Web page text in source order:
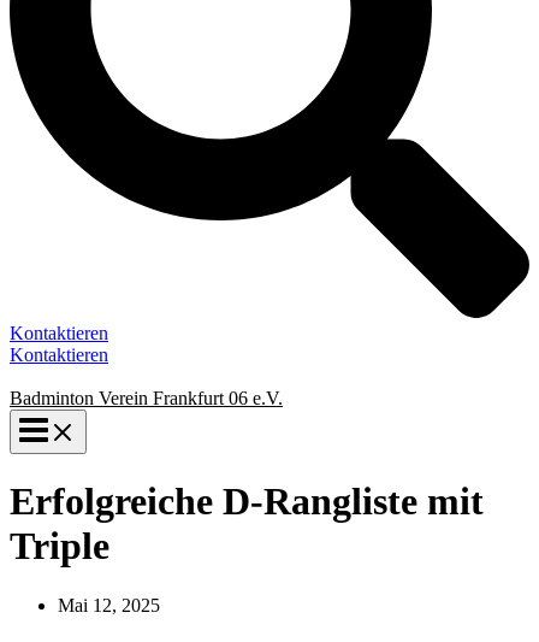
Kontaktieren
Kontaktieren
Badminton Verein Frankfurt 06 e.V.
Erfolgreiche D-Rangliste mit
Triple
Mai 12, 2025